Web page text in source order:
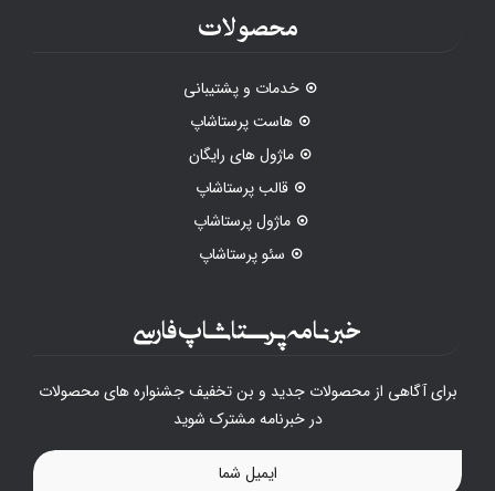
محصولات
خدمات و پشتیبانی
هاست پرستاشاپ
ماژول های رایگان
قالب پرستاشاپ
ماژول پرستاشاپ
سئو پرستاشاپ
خبرنامه پرستاشاپ فارسی
برای آگاهی از محصولات جدید و بن تخفیف جشنواره های محصولات
در خبرنامه مشترک شوید